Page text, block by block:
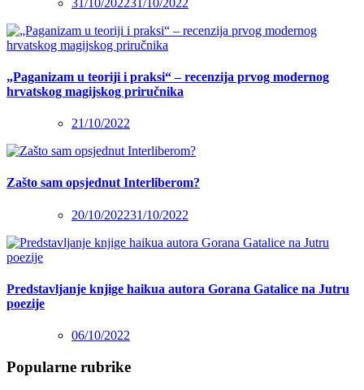
„Paganizam u teoriji i praksi“ – recenzija prvog modernog
hrvatskog magijskog priručnika
21/10/2022
Zašto sam opsjednut Interliberom?
20/10/202231/10/2022
Predstavljanje knjige haikua autora Gorana Gatalice na Jutru
poezije
06/10/2022
Popularne rubrike